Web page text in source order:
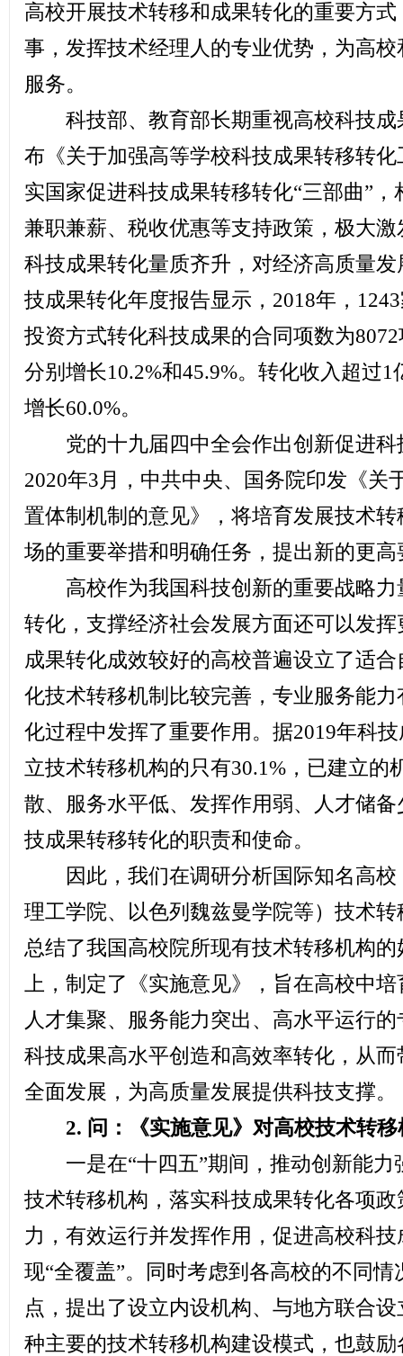
高校开展技术转移和成果转化的重要方
事，发挥技术经理人的专业优势，为高
服务。
科技部、教育部长期重视高校科技成
布《关于加强高等学校科技成果转移转
实国家促进科技成果转移转化“三部曲”
兼职兼薪、税收优惠等支持政策，极大
科技成果转化量质齐升，对经济高质量
技成果转化年度报告显示，2018年，
投资方式转化科技成果的合同项数为
分别增长10.2%和45.9%。转化收入超过
增长60.0%。
党的十九届四中全会作出创新促进科
2020年3月，中共中央、国务院印发《关
置体制机制的意见》，将培育发展技术
场的重要举措和明确任务，提出新的更高
高校作为我国科技创新的重要战略力
转化，支撑经济社会发展方面还可以发
成果转化成效较好的高校普遍设立了适
化技术转移机制比较完善，专业服务能
化过程中发挥了重要作用。据2019年科
立技术转移机构的只有30.1%，已建立的
散、服务水平低、发挥作用弱、人才储
技成果转移转化的职责和使命。
因此，我们在调研分析国际知名高校
理工学院、以色列魏兹曼学院等）技术
总结了我国高校院所现有技术转移机构
上，制定了《实施意见》，旨在高校中
人才集聚、服务能力突出、高水平运行
科技成果高水平创造和高效率转化，从
全面发展，为高质量发展提供科技支撑。
2. 问：《实施意见》对高校技术转移
一是在“十四五”期间，推动创新能力
技术转移机构，落实科技成果转化各项
力，有效运行并发挥作用，促进高校科
现“全覆盖”。同时考虑到各高校的不同
点，提出了设立内设机构、与地方联合
种主要的技术转移机构建设模式，也鼓